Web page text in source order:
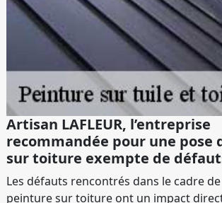
Artisan LAFLEUR, l’entreprise
recommandée pour une pose
sur toiture exempte de
Les défauts rencontrés dans le cadre
peinture sur toiture ont un impact